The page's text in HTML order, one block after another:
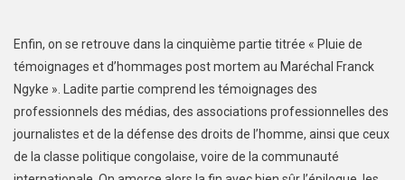
Enfin, on se retrouve dans la cinquième partie titrée « Pluie de
témoignages et d’hommages post mortem au Maréchal Franck
Ngyke ». Ladite partie comprend les témoignages des
professionnels des médias, des associations professionnelles des
journalistes et de la défense des droits de l’homme, ainsi que ceux
de la classe politique congolaise, voire de la communauté